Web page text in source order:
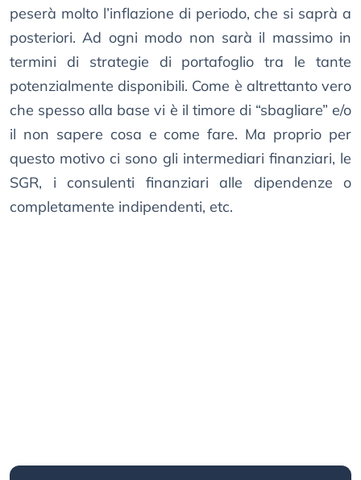
peserà molto l’inflazione di periodo, che si saprà a
posteriori. Ad ogni modo non sarà il massimo in
termini di strategie di portafoglio tra le tante
potenzialmente disponibili. Come è altrettanto vero
che spesso alla base vi è il timore di “sbagliare” e/o
il non sapere cosa e come fare. Ma proprio per
questo motivo ci sono gli intermediari finanziari, le
SGR, i consulenti finanziari alle dipendenze o
completamente indipendenti, etc.